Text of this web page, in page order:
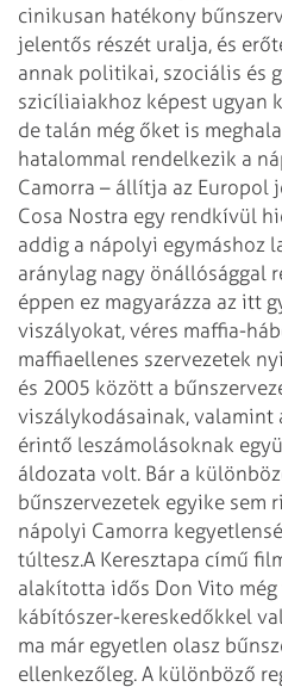
cinikusan hatékony
jelentős részét uralja, és
annak politikai, szociális és
szicíliaiakhoz képest ugyan
de talán még őket is
hatalommal rendelkezik a
Camorra – állítja az Europol
Cosa Nostra egy rendkívül
addig a nápolyi egymáshoz
aránylag nagy önállósággal
éppen ez magyarázza az itt
viszályokat, véres maffia-
maffiaellenes szervezetek
és 2005 között a
viszálykodásainak, valamint
érintő leszámolásoknak
áldozata volt. Bár a
bűnszervezetek egyike sem
nápolyi Camorra
túltesz.A Keresztapa című
alakította idős Don Vito
kábítószer-kereskedőkkel
ma már egyetlen olasz
ellenkezőleg. A különböző